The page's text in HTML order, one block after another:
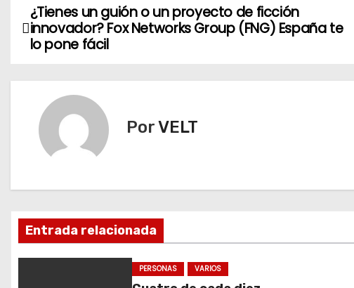
N
a
v
c
i
ó
¿Tienes un guión o un proyecto de ficción
innovador? Fox Networks Group (FNG) España te
lo pone fácil
PorVELT
Entrada relacionada
PERSONAS VARIOS